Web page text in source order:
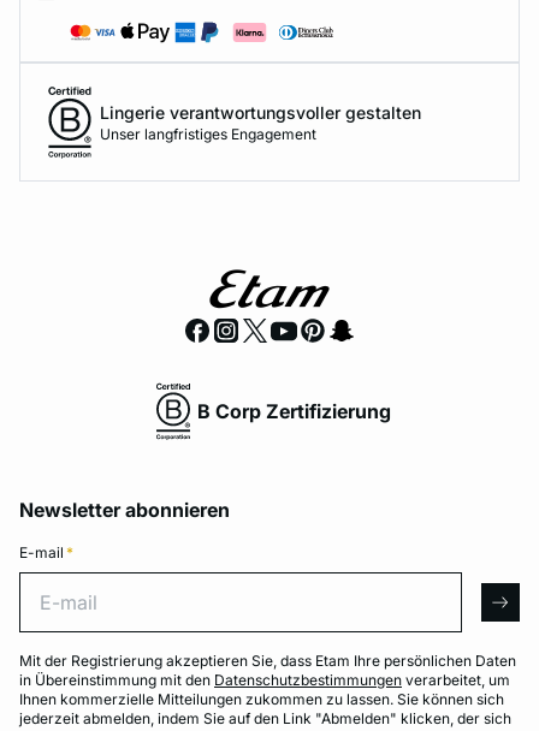
Lingerie verantwortungsvoller gestalten
Unser langfristiges Engagement
B Corp Zertifizierung
Newsletter abonnieren
E-mail *
Mit der Registrierung akzeptieren Sie, dass Etam Ihre persönlichen Daten
in Übereinstimmung mit den Datenschutzbestimmungen verarbeitet, um
Ihnen kommerzielle Mitteilungen zukommen zu lassen. Sie können sich
jederzeit abmelden, indem Sie auf den Link "Abmelden" klicken, der sich